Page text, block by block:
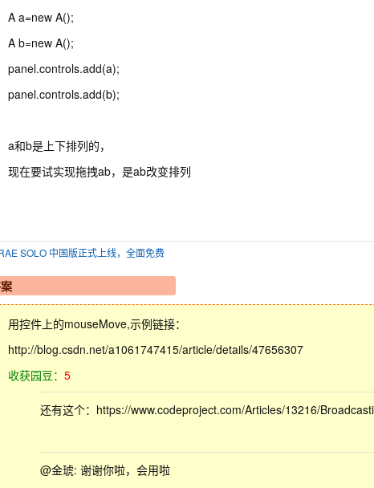
A a=new A();
A b=new A();
panel.controls.add(a);
panel.controls.add(b);
a和b是上下排列的，
现在要试实现拖拽ab，是ab改变排列
SOLO 中国版正式上线，全面免费
用控件上的mouseMove,示例链接：
http://blog.csdn.net/a1061747415/article/details/47656307
收获园豆： 5
还有这个：https://www.codeproject.com/Articles/13216/
@金琥: 谢谢你啦，会用啦